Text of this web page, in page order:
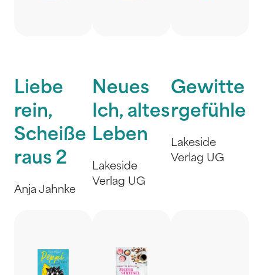
Liebe
rein,
Scheiße
raus 2
Anja Jahnke
Neues
Ich, altes
Leben
Lakeside
Verlag UG
Gewitte
rgefühle
Lakeside
Verlag UG